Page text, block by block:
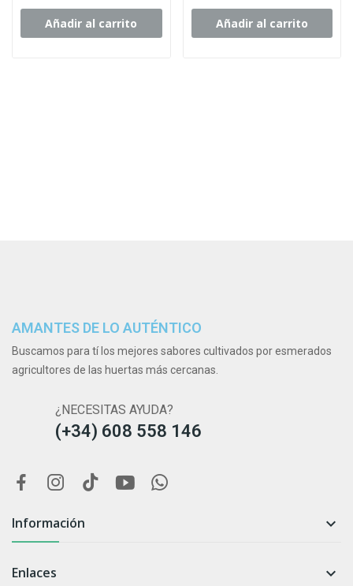
Añadir al carrito Añadir al carrito
AMANTES DE LO AUTÉNTICO
Buscamos para tí los mejores sabores cultivados por esmerados
agricultores de las huertas más cercanas.
¿NECESITAS AYUDA?
(+34) 608 558 146
Información 
Enlaces 